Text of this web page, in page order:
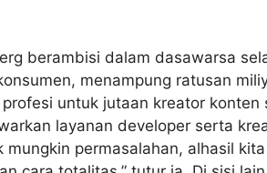
berambisi dalam dasawarsa
menampung ratusan
untuk jutaan kreator konten
layanan developer serta
permasalahan, alhasil